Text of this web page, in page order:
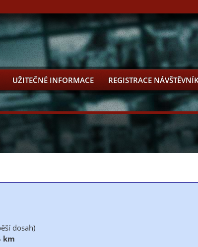
UŽITEČNÉ INFORMACE REGISTRACE
dosah)
km